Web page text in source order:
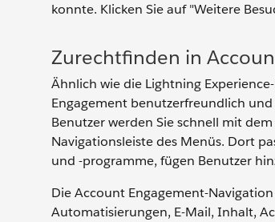
konnte. Klicken Sie auf "Weitere
Zurechtfinden in
Ähnlich wie die Lightning
Engagement benutzerfreundlich
Benutzer werden Sie schnell mit
Navigationsleiste des Menüs. Dort
und -programme, fügen Benutzer
Die Account Engagement-
Automatisierungen, E-Mail, Inhalt,